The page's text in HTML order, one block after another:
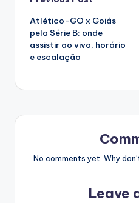
navigation
Atlético-GO x Goiás
pela Série B: onde
assistir ao vivo, horário
e escalação
No comments yet. Why
Leave